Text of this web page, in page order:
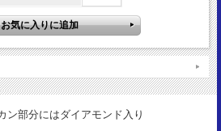
ド
ン部分にはダイアモンド入り